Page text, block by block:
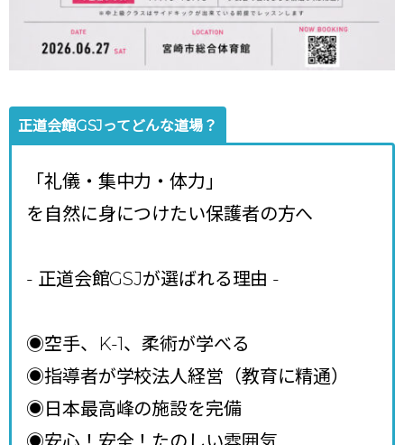
正道会館GSJってどんな道場？
「礼儀・集中力・体力」
を自然に身につけたい保護者の方へ
- 正道会館GSJが選ばれる理由 -
◉空手、K-1、柔術が学べる
◉指導者が学校法人経営（教育に精通）
◉日本最高峰の施設を完備